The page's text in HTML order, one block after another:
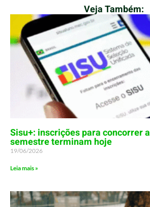
Veja Também:
Sisu+: inscrições para concorrer
semestre terminam hoje
19/06/2026
Leia mais »